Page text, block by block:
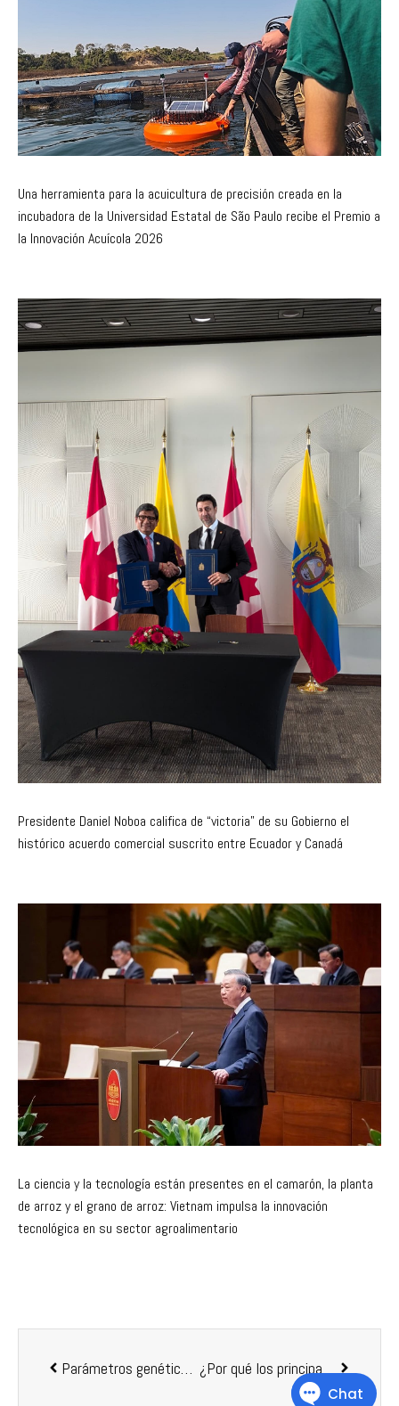
Una herramienta para la acuicultura de precisión creada en la
incubadora de la Universidad Estatal de São Paulo recibe el Premio a
la Innovación Acuícola 2026
Presidente Daniel Noboa califica de “victoria” de su Gobierno el
histórico acuerdo comercial suscrito entre Ecuador y Canadá
La ciencia y la tecnología están presentes en el camarón, la planta
de arroz y el grano de arroz: Vietnam impulsa la innovación
tecnológica en su sector agroalimentario
Parámetros genéticos relacionados con calidad de la carne, morfología externa y rasgos de crecimiento del camarón blanco del Pacífico ( ¿Por qué los principales laboratorios eligen la nutrición líquida de